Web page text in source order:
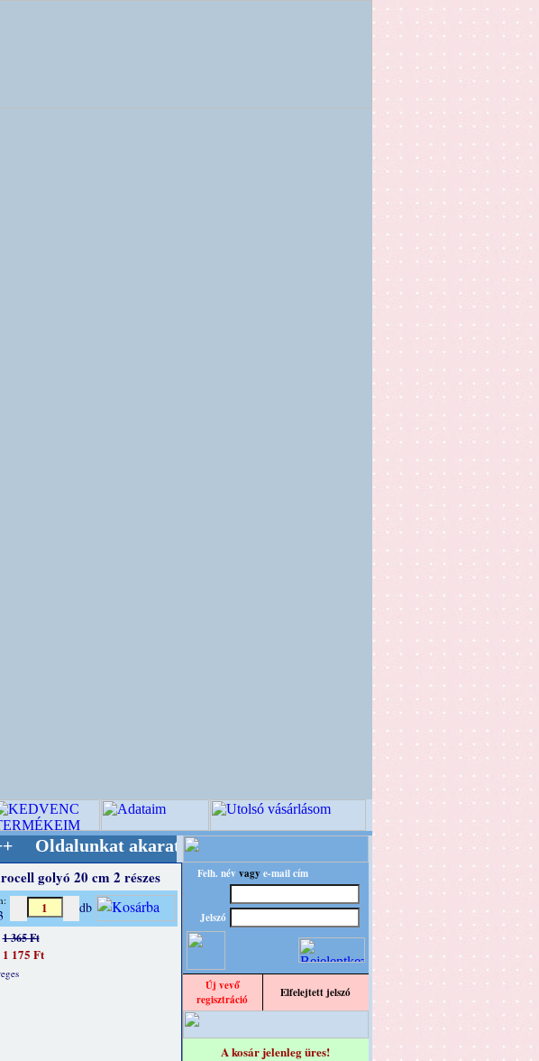
akarattal tartjuk "Oldtimer/RETRO" designba!
golyó 20 cm 2 részes
db
1 365 Ft
1 175 Ft
Felh. név vagy e-mail cím
Jelszó
Új vevő
regisztráció
Elfelejtett jelszó
A kosár jelenleg üres!